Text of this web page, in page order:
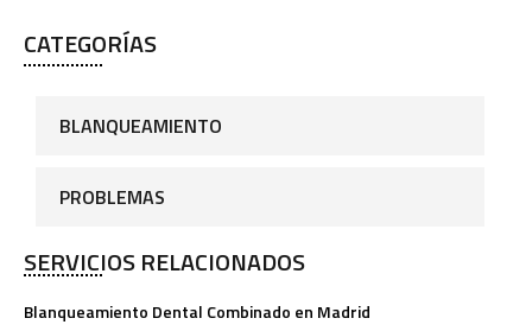
CATEGORÍAS
BLANQUEAMIENTO
PROBLEMAS
SERVICIOS RELACIONADOS
Blanqueamiento Dental Combinado en Madrid